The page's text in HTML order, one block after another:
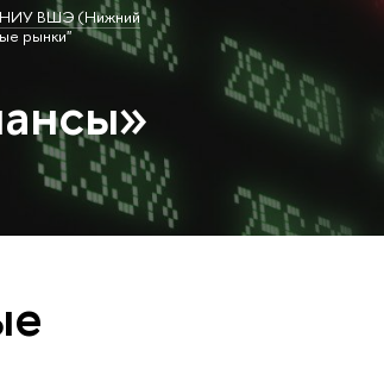
НИУ ВШЭ (Нижний
рынки"